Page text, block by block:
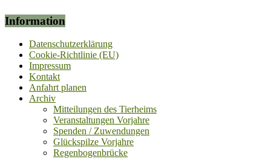
Information
Datenschutzerklärung
Cookie-Richtlinie (EU)
Impressum
Kontakt
Anfahrt planen
Archiv
Mitteilungen des Tierheims
Veranstaltungen Vorjahre
Spenden / Zuwendungen
Glückspilze Vorjahre
Regenbogenbrücke